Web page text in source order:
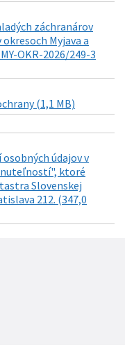
záchranárov
Myjava a
OKR-2026/249-3
(1,1 MB)
údajov v
ktoré
Slovenskej
212. (347,0